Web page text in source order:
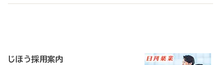
じほう採用案内